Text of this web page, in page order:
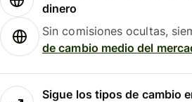
dinero
Sin comisiones ocultas,
de cambio medio del
Sigue los tipos de cambio